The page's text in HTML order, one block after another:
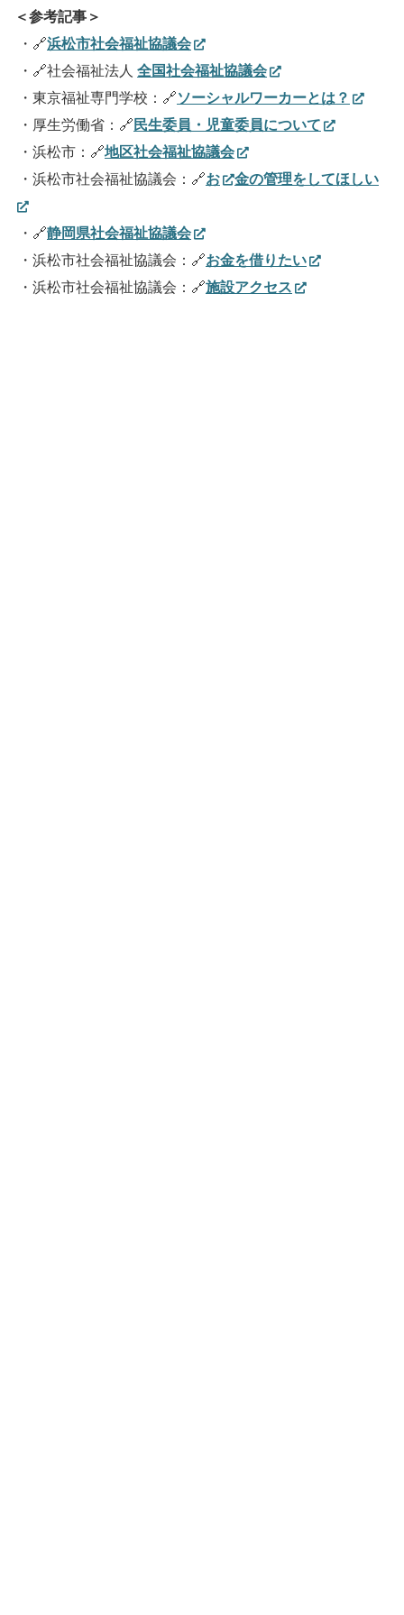
＜参考記事＞
・🔗浜松市社会福祉協議会
・🔗社会福祉法人 全国社会福祉協議会
・東京福祉専門学校：🔗ソーシャルワーカーとは？
・厚生労働省：🔗 民生委員・児童委員について
・浜松市：🔗地区社会福祉協議会
・浜松市社会福祉協議会：🔗お 金の管理をしてほしい
・🔗静岡県社会福祉協議会
・浜松市社会福祉協議会：🔗お金を借りたい
・浜松市社会福祉協議会：🔗施設アクセス